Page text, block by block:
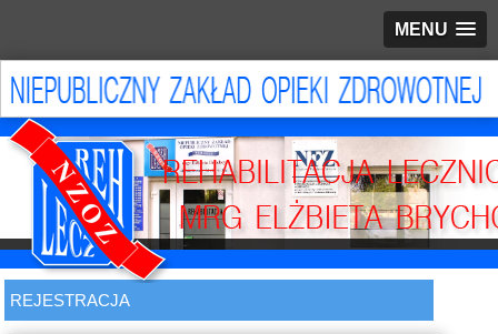
MENU
REJESTRACJA